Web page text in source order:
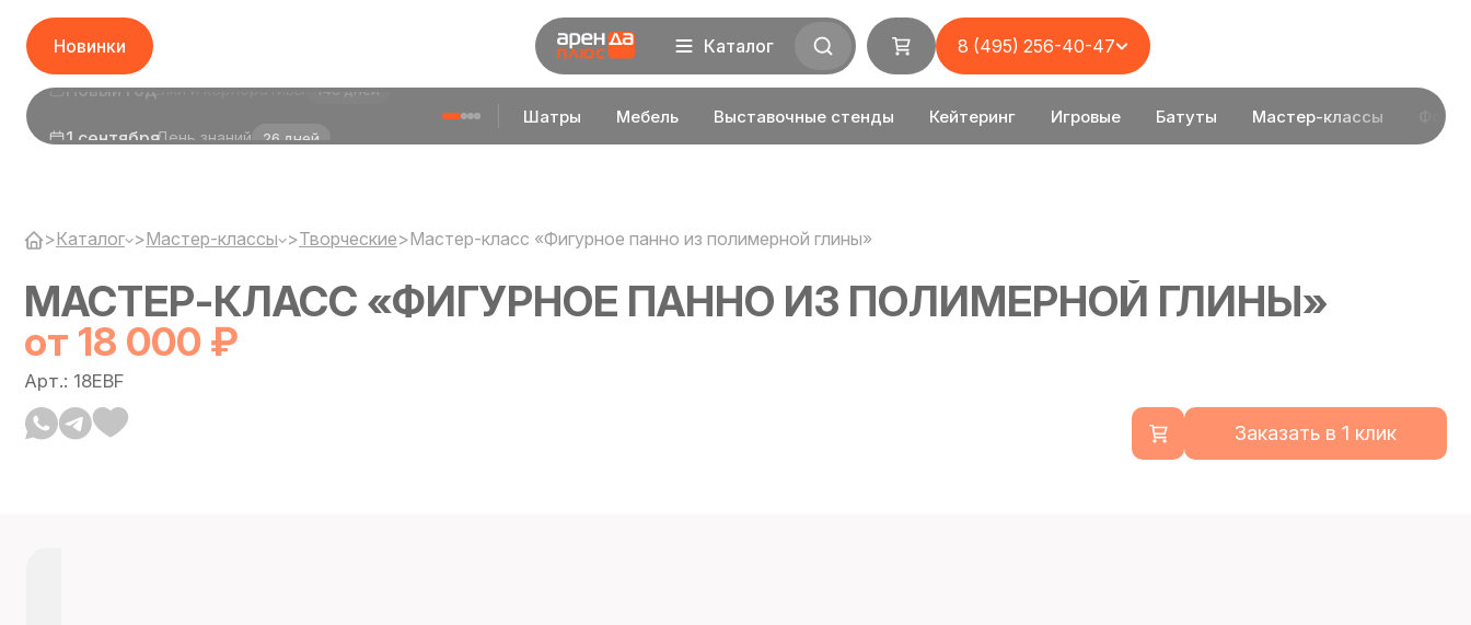
Новинки
Шатры Мебель Выставочные стенды Кейтеринг Игровые Батуты Мастер-классы
Каталог 8 (495) 256-40-47
>Каталог >Мастер-классы >Творческие>Мастер-класс «Фигурное панно из полимерной глины»
МАСТЕР-КЛАСС «ФИГУРНОЕ ПАННО ИЗ ПОЛИМЕРНОЙ ГЛИНЫ»
от 18 000 ₽
Арт.: 18EBF
Заказать в 1 клик